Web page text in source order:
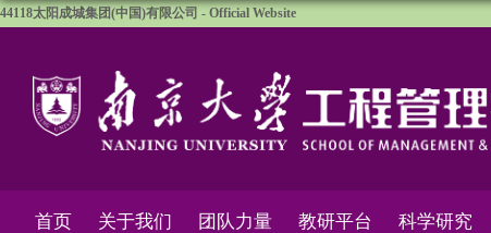
44118太阳成城集团(中国)有限公司 - Official Website
首页 关于我们 团队力量 教研平台 科学研究